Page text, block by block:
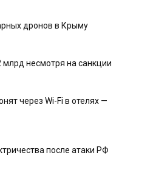
дронов в Крыму
несмотря на санкции
через Wi-Fi в отелях —
после атаки РФ